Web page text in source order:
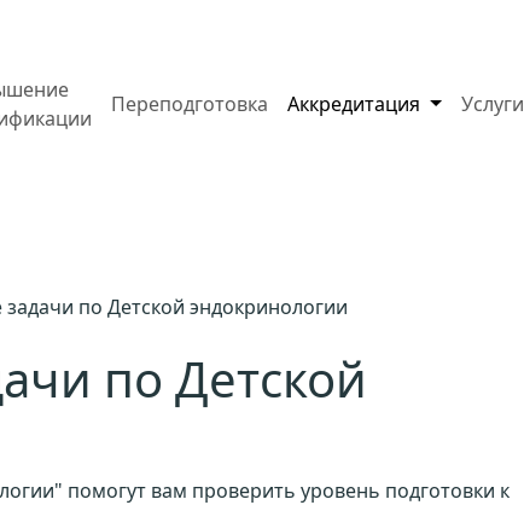
Переподготовка Аккредитация Услуги
по Детской эндокринологии
по Детской
помогут вам проверить уровень подготовки к